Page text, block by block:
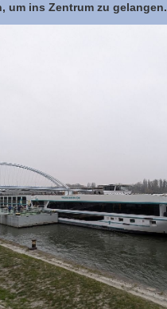
um ins Zentrum zu gelangen.